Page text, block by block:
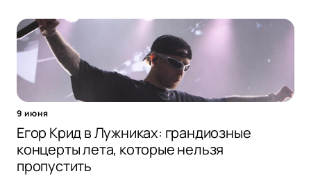
9 июня
Егор Крид в Лужниках: грандиозные
концерты лета, которые нельзя
пропустить